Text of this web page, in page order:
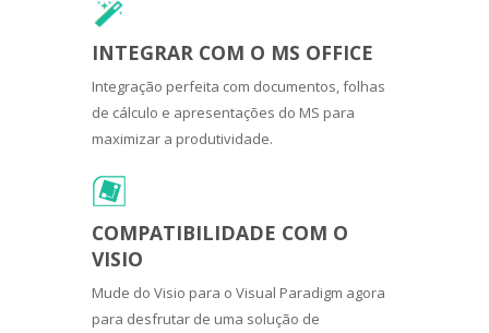
INTEGRAR COM O MS OFFICE
Integração perfeita com documentos, folhas
de cálculo e apresentações do MS para
maximizar a produtividade.
COMPATIBILIDADE COM O
VISIO
Mude do Visio para o Visual Paradigm agora
para desfrutar de uma solução de